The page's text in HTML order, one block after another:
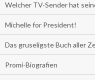
Welcher TV-Sender hat
Michelle for President!
Das gruseligste Buch aller
Promi-Biografien